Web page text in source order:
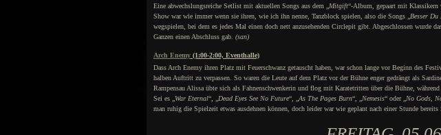
Eine abwechslungsreiche Setlist mit aktuellen Songs aus dem „ Mitgift“-Album, gepaart mit Klassikern
Show war wie immer wenn sie ihren, wie ich ihn nenne, Tanzblock spielen, also die Songs „ Besser Du
wegspielen, bei dem es jedes Mal einen doch nett anzusehenden Circlepit gibt. Abgeschlossen wurde
Ganzen einen Abschluss gab. (san)
Arch Enemy (1:00-2:00, Eventhalle)
Dass Arch Enemy ihren Platz mit Feuerschwanz getauscht haben, war schon lange vor Beginn des
halben Auftritt zu verpassen. So waren die Leute auf dem Platz vor der Bühne enger gedrängt als
Rampensau Alissa übte sich als Fahnenschwenkerin und flog mit Karatetritten über die Bühne,
Sei es „ War Eternal“, „ Dead Eyes See No Future“, „ As The Pages Burn“, „ Nemesis“ oder „ No Gods,
man ruhig die Spielzeit etwas ausdehnen können, doch leider war wie geplant nach einer Stunde bereits